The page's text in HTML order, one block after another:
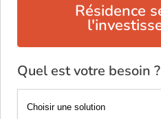
Résidence
Quel est votre besoin ?